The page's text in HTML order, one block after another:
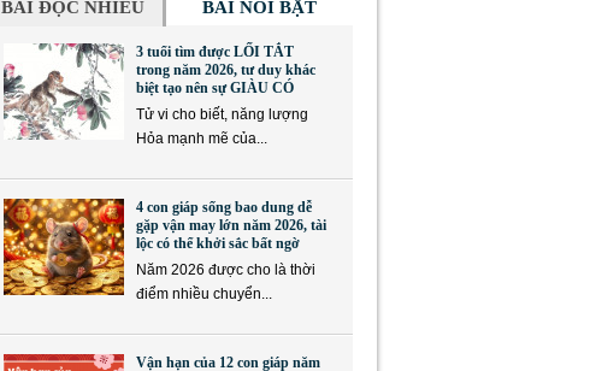
BÀI ĐỌC NHIỀU BÀI NỔI BẬT
3 tuổi tìm được LỐI TẮT
trong năm 2026, tư duy khác
biệt tạo nên sự GIÀU CÓ
Tử vi cho biết, năng lượng
Hỏa mạnh mẽ của...
4 con giáp sống bao dung dễ
gặp vận may lớn năm 2026, tài
lộc có thể khởi sắc bất ngờ
Năm 2026 được cho là thời
điểm nhiều chuyển...
Vận hạn của 12 con giáp năm